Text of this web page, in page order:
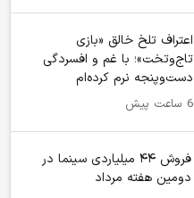
اعتراف تلخ خالق «بازی
تاج‌وتخت»؛ با غم و افسردگی
دست‌وپنجه نرم کرده‌ام
6 ساعت پیش
فروش ۴۴ میلیاردی سینما در
دومین هفته‌ مرداد